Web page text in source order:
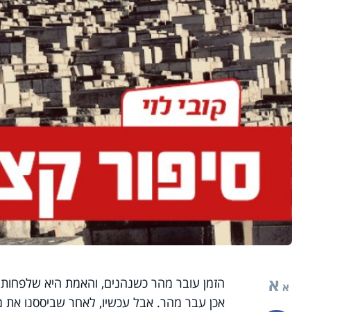
א א
הזמן עובר מהר כשנהנים, והאמת היא
אכן עבר מהר. אבל עכשיו, לאחר שביססנו את